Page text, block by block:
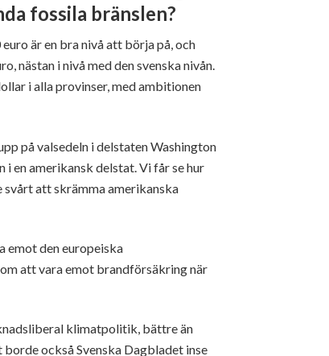
fossila bränslen?
är en bra nivå att börja på, och
nästan i nivå med den svenska nivån.
i alla provinser, med ambitionen
på valsedeln i delstaten Washington
en amerikansk delstat. Vi får se hur
att skrämma amerikanska
emot den europeiska
att vara emot brandförsäkring när
klimatpolitik, bättre än
också Svenska Dagbladet inse